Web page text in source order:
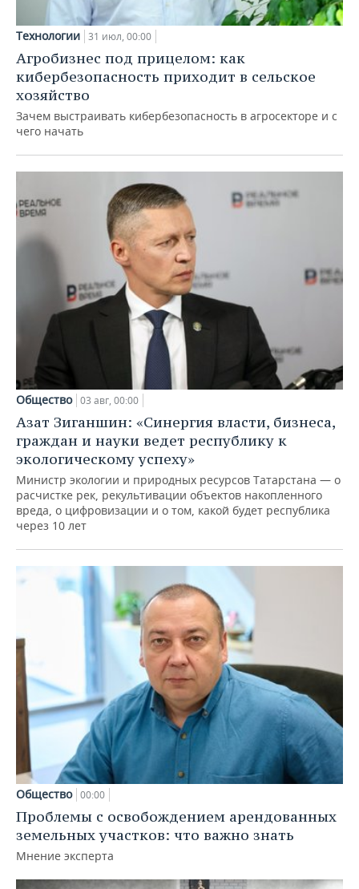
Технологии 31 июл, 00:00
Агробизнес под прицелом: как
кибербезопасность приходит в сельское
хозяйство
Зачем выстраивать кибербезопасность в агросекторе и с
чего начать
Общество 03 авг, 00:00
Азат Зиганшин: «Синергия власти, бизнеса,
граждан и науки ведет республику к
экологическому успеху»
Министр экологии и природных ресурсов Татарстана — о
расчистке рек, рекультивации объектов накопленного
вреда, о цифровизации и о том, какой будет республика
через 10 лет
Общество 00:00
Проблемы с освобождением арендованных
земельных участков: что важно знать
Мнение эксперта